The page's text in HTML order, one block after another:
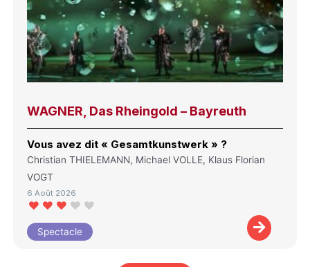
WAGNER, Das Rheingold – Bayreuth
Vous avez dit « Gesamtkunstwerk » ?
Christian THIELEMANN, Michael VOLLE, Klaus Florian
VOGT
6 Août 2026
Spectacle